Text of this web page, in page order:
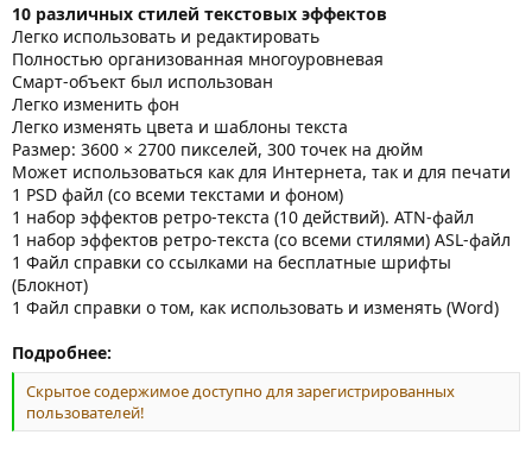
10 различных стилей текстовых эффектов
Легко использовать и редактировать
Полностью организованная многоуровневая
Смарт-объект был использован
Легко изменить фон
Легко изменять цвета и шаблоны текста
Размер: 3600 × 2700 пикселей, 300 точек на дюйм
Может использоваться как для Интернета, так и для печати
1 PSD файл (со всеми текстами и фоном)
1 набор эффектов ретро-текста (10 действий). ATN-файл
1 набор эффектов ретро-текста (со всеми стилями) ASL-файл
1 Файл справки со ссылками на бесплатные шрифты
(Блокнот)
1 Файл справки о том, как использовать и изменять (Word)
Подробнее:
Скрытое содержимое доступно для зарегистрированных
пользователей!